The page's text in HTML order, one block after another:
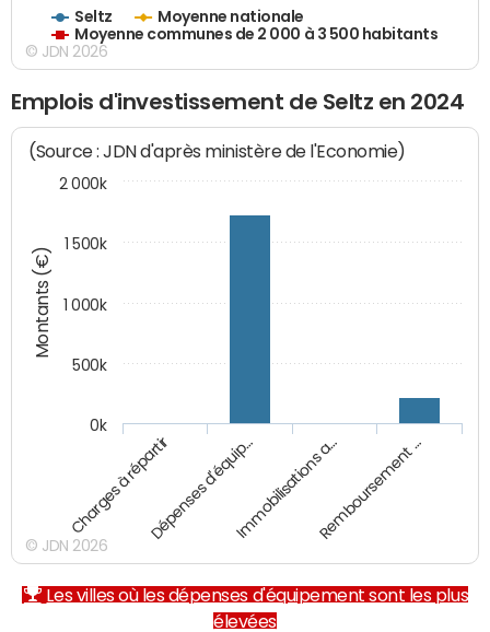
Seltz
Moyenne nationale
Moyenne communes de 2 000 à 3 500 habitants
© JDN 2026
Emplois d'investissement de Seltz en 2024
Montants (€)
(Source : JDN d'après ministère de l'Economie)
Charges à répartirDépenses d'équip…Immobilisations a…Remboursement …
0k
500k
1 000k
1 500k
2 000k
© JDN 2026
Les villes où les dépenses d'équipement sont les plus
élevées